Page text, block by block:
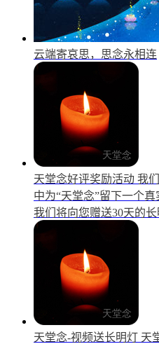
云端寄哀思，思念永相连
天堂念好评奖励活动 我
中为“天堂念”留下一个
我们将向您赠送30天的长
天堂念-视频送长明灯 天